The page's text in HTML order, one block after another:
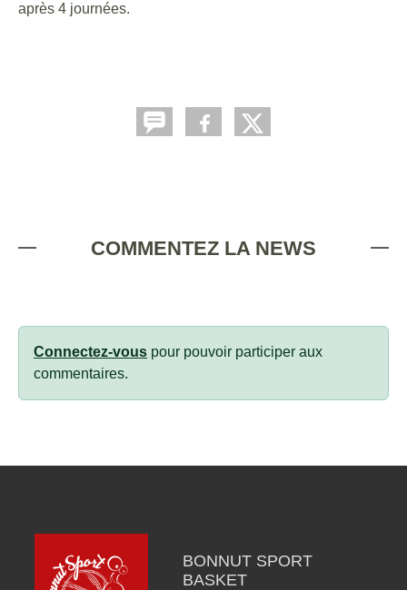
après 4 journées.
COMMENTEZ LA NEWS
Connectez-vous pour pouvoir participer aux
commentaires.
BONNUT SPORT
BASKET